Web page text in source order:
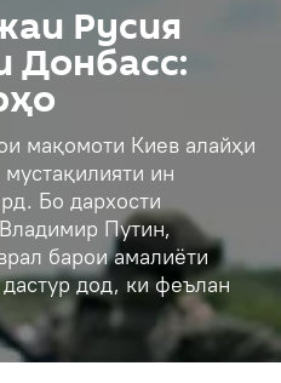
Русия
Донбасс:
мақомоти Киев алайҳи
ин
Бо дархости
Путин,
барои амалиёти
дод, ки феълан